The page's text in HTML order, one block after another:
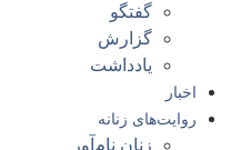
گفتگو
گزارش
یادداشت
اخبار
روایت‌های زنانه
زنان نام‌آور